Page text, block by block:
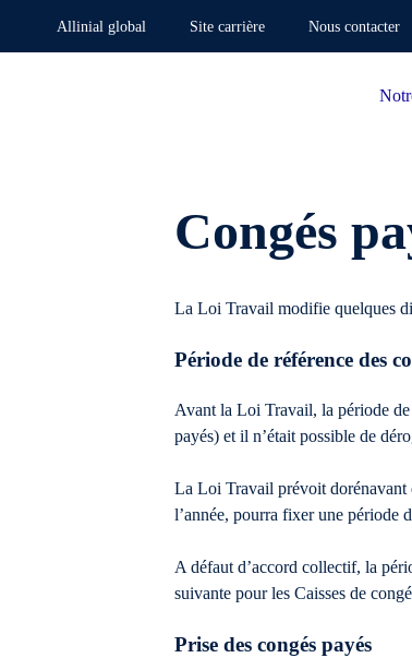
Allinial global Site carrière Nous contacter
Congés
La Loi Travail modifie quelques
Période de référence des
Avant la Loi Travail, la période de
payés) et il n’était possible de
La Loi Travail prévoit dorénavant
l’année, pourra fixer une période
A défaut d’accord collectif, la
suivante pour les Caisses de
Prise des congés payés